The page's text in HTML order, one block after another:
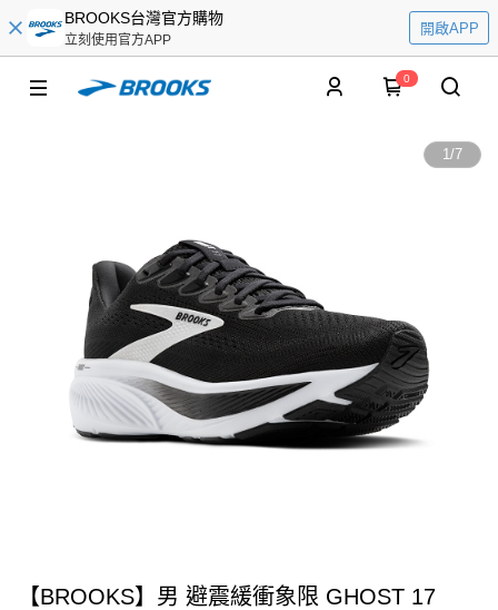
BROOKS台灣官方購物
立刻使用官方APP
開啟APP
0
1/7
【BROOKS】男 避震緩衝象限 GHOST 17